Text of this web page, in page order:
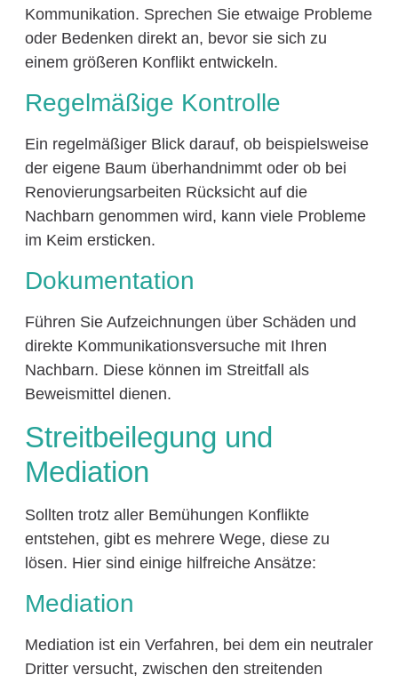
Kommunikation. Sprechen Sie etwaige Probleme
oder Bedenken direkt an, bevor sie sich zu
einem größeren Konflikt entwickeln.
Regelmäßige Kontrolle
Ein regelmäßiger Blick darauf, ob beispielsweise
der eigene Baum überhandnimmt oder ob bei
Renovierungsarbeiten Rücksicht auf die
Nachbarn genommen wird, kann viele Probleme
im Keim ersticken.
Dokumentation
Führen Sie Aufzeichnungen über Schäden und
direkte Kommunikationsversuche mit Ihren
Nachbarn. Diese können im Streitfall als
Beweismittel dienen.
Streitbeilegung und
Mediation
Sollten trotz aller Bemühungen Konflikte
entstehen, gibt es mehrere Wege, diese zu
lösen. Hier sind einige hilfreiche Ansätze:
Mediation
Mediation ist ein Verfahren, bei dem ein neutraler
Dritter versucht, zwischen den streitenden